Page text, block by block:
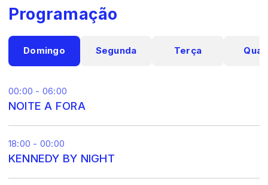
Programação
Domingo Segunda Terça
00:00 - 06:00
NOITE A FORA
18:00 - 00:00
KENNEDY BY NIGHT